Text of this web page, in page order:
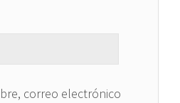
correo electrónico